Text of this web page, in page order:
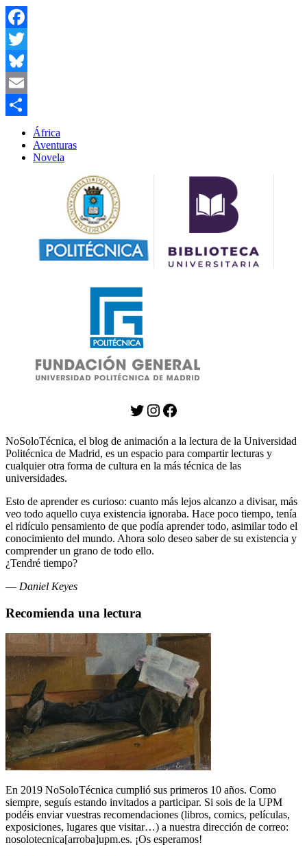
Facebook
Twitter
Bluesky
Email
Compartir
África
Aventuras
Novela
Twitter
Instagram
Facebook
NoSoloTécnica, el blog de animación a la lectura de la Universidad
Politécnica de Madrid, es un espacio para compartir lecturas y
cualquier otra forma de cultura en la más técnica de las
universidades.
Esto de aprender es curioso: cuanto más lejos alcanzo a divisar, más
veo todo aquello cuya existencia ignoraba. Hace poco tiempo, tenía
el ridículo pensamiento de que podía aprender todo, asimilar todo el
conocimiento del mundo. Ahora solo deseo saber de su existencia y
comprender un grano de todo ello.
¿Tendré tiempo?
— Daniel Keyes
Recomienda una lectura
En 2019 NoSoloTécnica cumplió sus primeros 10 años. Como
siempre, seguís estando invitados a participar. Si sois de la UPM
podéis enviar vuestras recomendaciones (libros, comics, películas,
exposiciones, lugares que visitar…) a nuestra dirección de correo:
nosolotecnica[arroba]upm.es. ¡Os esperamos!